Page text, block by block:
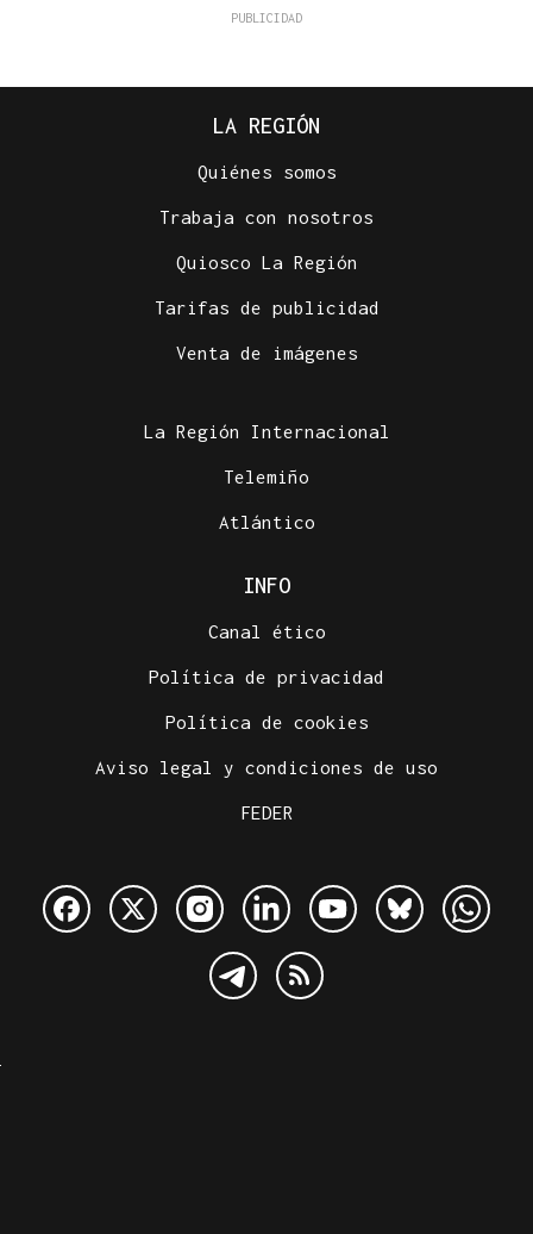
LA REGIÓN
Quiénes somos
Trabaja con nosotros
Quiosco La Región
Tarifas de publicidad
Venta de imágenes
La Región Internacional
Telemiño
Atlántico
INFO
Canal ético
Política de privacidad
Política de cookies
Aviso legal y condiciones de uso
FEDER